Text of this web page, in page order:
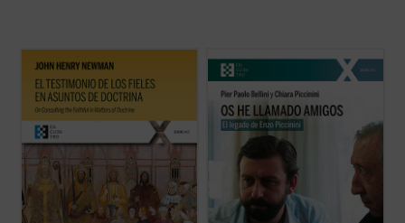
El testimonio de los fieles en asuntos de
significativos de John Henry Newman en
su etapa católica. Publicado en 1859 en la
revistaThe Rambler, aborda una cuestión
decisiva en la vida de la ...(ver ficha)
¿Quién era Enzo Piccinini, el cirujano que
murió trágicamente en un accidente de
Giussani e incansable impulsor de
numerosas iniciativas religiosas, sociales y
culturales en su región de Emilia Romaña y
(ver ficha)